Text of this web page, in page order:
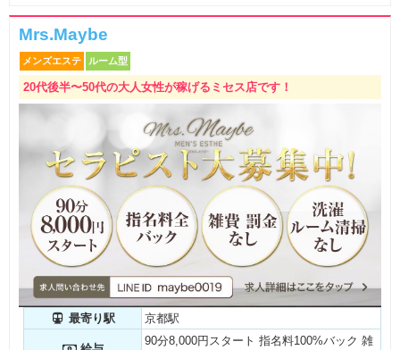
000円(全額バック)
Mrs.Maybe
メンズエステ ルーム型
20代後半〜50代の大人女性が稼げるミセス店です！
最寄り駅 京都駅
90分8,000円スタート 指名料100%バック 雑